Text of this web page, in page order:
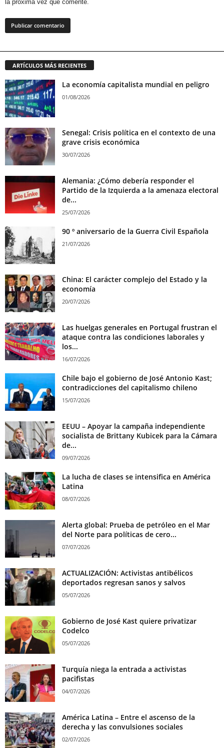
la próxima vez que comente.
ARTÍCULOS MÁS RECIENTES
La economía capitalista mundial en peligro
01/08/2026
Senegal: Crisis política en el contexto de una
grave crisis económica
30/07/2026
Alemania: ¿Cómo debería responder el
Partido de la Izquierda a la amenaza electoral
de...
25/07/2026
90 º aniversario de la Guerra Civil Española
21/07/2026
China: El carácter complejo del Estado y la
economía
20/07/2026
Las huelgas generales en Portugal frustran el
ataque contra las condiciones laborales y
los...
16/07/2026
Chile bajo el gobierno de José Antonio Kast;
contradicciones del capitalismo chileno
15/07/2026
EEUU – Apoyar la campaña independiente
socialista de Brittany Kubicek para la Cámara
de...
09/07/2026
La lucha de clases se intensifica en América
Latina
08/07/2026
Alerta global: Prueba de petróleo en el Mar
del Norte para políticas de cero...
07/07/2026
ACTUALIZACIÓN: Activistas antibélicos
deportados regresan sanos y salvos
05/07/2026
Gobierno de José Kast quiere privatizar
Codelco
05/07/2026
Turquía niega la entrada a activistas
pacifistas
04/07/2026
América Latina – Entre el ascenso de la
derecha y las convulsiones sociales
02/07/2026